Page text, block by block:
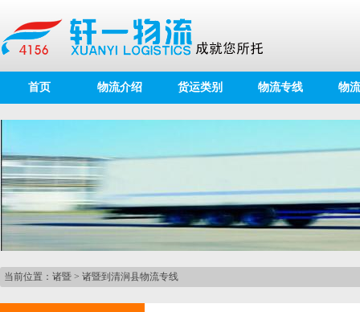
首页 物流介绍 货运类别 物流专线 物
当前位置： 诸暨 > 诸暨到清涧县物流专线